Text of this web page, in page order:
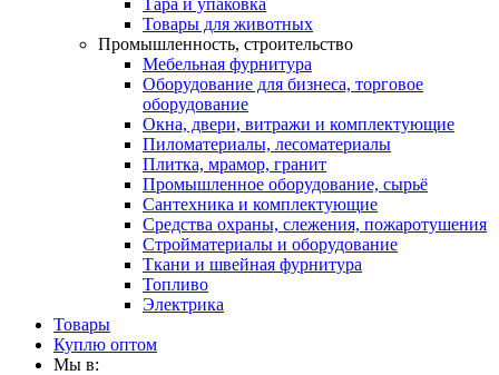
Тара и упаковка
Товары для животных
Промышленность, строительство
Мебельная фурнитура
Оборудование для бизнеса, торговое
оборудование
Окна, двери, витражи и комплектующие
Пиломатериалы, лесоматериалы
Плитка, мрамор, гранит
Промышленное оборудование, сырьё
Сантехника и комплектующие
Средства охраны, слежения, пожаротушения
Стройматериалы и оборудование
Ткани и швейная фурнитура
Топливо
Электрика
Товары
Куплю оптом
Мы в: